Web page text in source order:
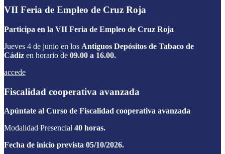
VII Feria de Empleo de Cruz Roja
Participa en la VII Feria de Empleo de Cruz Roja
Jueves 4 de junio en los Antiguos Depósitos de Tabaco de
Cádiz en horario de 09.00 a 16.00.
accede
Fiscalidad cooperativa avanzada
Apúntate al Curso de Fiscalidad cooperativa avanzada
Modalidad Presencial 40 horas.
Fecha de inicio prevista 05/10/2026.